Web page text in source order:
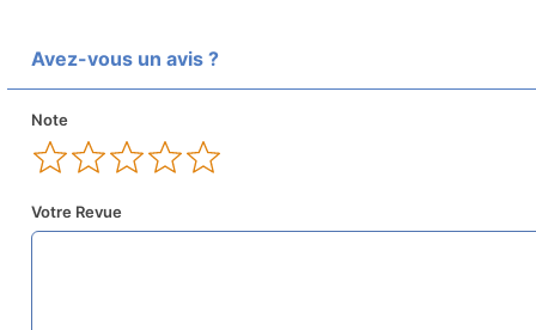
Avez-vous un avis ?
Note
Votre Revue